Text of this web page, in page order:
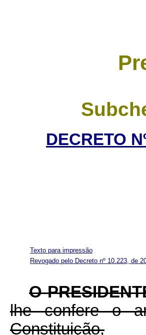
DECRETO
Texto para impressão
Revogado pelo Decreto nº 10.223, de
O
lhe confere o
Constituição,